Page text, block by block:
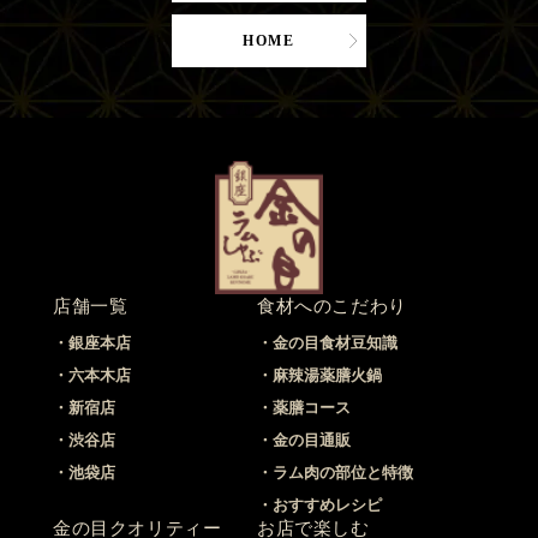
HOME
店舗一覧
銀座本店
六本木店
新宿店
渋谷店
池袋店
食材へのこだわり
金の目食材豆知識
麻辣湯薬膳火鍋
薬膳コース
金の目通販
ラム肉の部位と特徴
おすすめレシピ
金の目クオリティー お店で楽しむ